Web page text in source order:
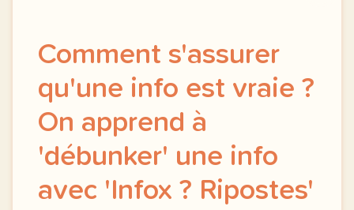
Comment s'assurer
qu'une info est vraie ?
On apprend à
'débunker' une info
avec 'Infox ? Ripostes'